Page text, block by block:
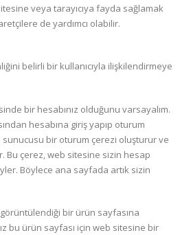
veya tarayıcıya fayda sağlamak
de yardımcı olabilir.
belirli bir kullanıcıyla ilişkilendirmeye
bir hesabınız olduğunu varsayalım.
hesabına giriş yapıp oturum
sunucusu bir oturum çerezi oluşturur ve
Bu çerez, web sitesine sizin hesap
Böylece ana sayfada artık sizin
bir ürün sayfasına
bu ürün sayfası için web sitesine bir